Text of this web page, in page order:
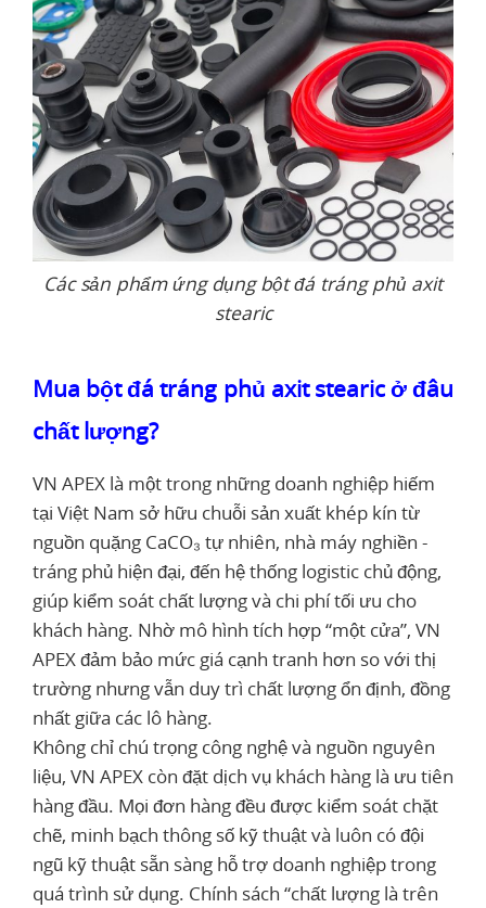
Các sản phẩm ứng dụng bột đá tráng phủ axit
stearic
Mua bột đá tráng phủ axit stearic ở đâu
chất lượng?
VN APEX là một trong những doanh nghiệp hiếm
tại Việt Nam sở hữu chuỗi sản xuất khép kín từ
nguồn quặng CaCO₃ tự nhiên, nhà máy nghiền -
tráng phủ hiện đại, đến hệ thống logistic chủ động,
giúp kiểm soát chất lượng và chi phí tối ưu cho
khách hàng. Nhờ mô hình tích hợp “một cửa”, VN
APEX đảm bảo mức giá cạnh tranh hơn so với thị
trường nhưng vẫn duy trì chất lượng ổn định, đồng
nhất giữa các lô hàng.
Không chỉ chú trọng công nghệ và nguồn nguyên
liệu, VN APEX còn đặt dịch vụ khách hàng là ưu tiên
hàng đầu. Mọi đơn hàng đều được kiểm soát chặt
chẽ, minh bạch thông số kỹ thuật và luôn có đội
ngũ kỹ thuật sẵn sàng hỗ trợ doanh nghiệp trong
quá trình sử dụng. Chính sách “chất lượng là trên